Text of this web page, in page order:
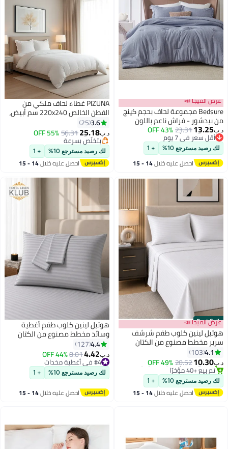
2
عرض الميجا 📣
Bedsure مجموعة لحاف بحجم كينج
من بيدشور - فراش ناعم باللون
الأزرق البحري لجميع الفصول،
و2 وسادة (20"x36"+2)
د.ب‏13.25
23.31
43% OFF
#4 في أطقم الألحفة
أقل سعر في 7 يوم
#4 في أطقم الألحفة
لك رصيد مسترجع 10% + 1
احصل عليه خلال 14 - 15
6
PIZUNA غطاء لحاف ملكي من
القطن الخالص 220x240 سم أبيض،
غطاء وسادة (طقم سرير أبيض)
3.6
25
د.ب‏25.18
56.31
55% OFF
#3 في أطقم اغطية لحاف مبطنة
بتخلّص بسرعة
#3 في أطقم اغطية لحاف مبطنة
لك رصيد مسترجع 10% + 1
احصل عليه خلال 14 - 15
Best Seller
عرض الميجا 📣
هوتيل لينين كلوب طقم شرشف
سرير مخطط مصنوع من الكتان
قطن أبيض 240x260سم
4.1
103
د.ب‏10.30
20.52
49% OFF
#3 في أطقم الشراشف والوسائد
تم بيع +40 مؤخرًا
#3 في أطقم الشراشف والوسائد
لك رصيد مسترجع 10% + 1
احصل عليه خلال 14 - 15
4
هوتيل لينين كلوب طقم أغطية
وسائد مخطط مصنوع من الكتان
للفنادق مكون من قطعتين قطن
رمادي 50x75سم
4.4
127
د.ب‏4.42
8.01
44% OFF
#4 في أغطية مخدات
#4 في أغطية مخدات
لك رصيد مسترجع 10% + 1
احصل عليه خلال 14 - 15